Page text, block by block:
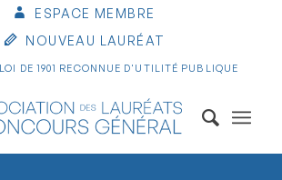
ESPACE MEMBRE
NOUVEAU LAURÉAT
DE 1901 RECONNUE D'UTILITÉ PUBLIQUE